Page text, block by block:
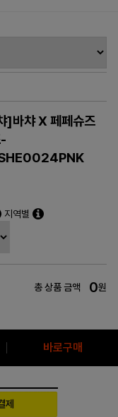
바챠 X 페페슈즈
지역별
총 상품 금액 0원
바로구매